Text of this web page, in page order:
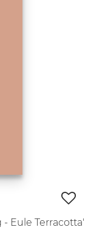
Eule Terracotta'